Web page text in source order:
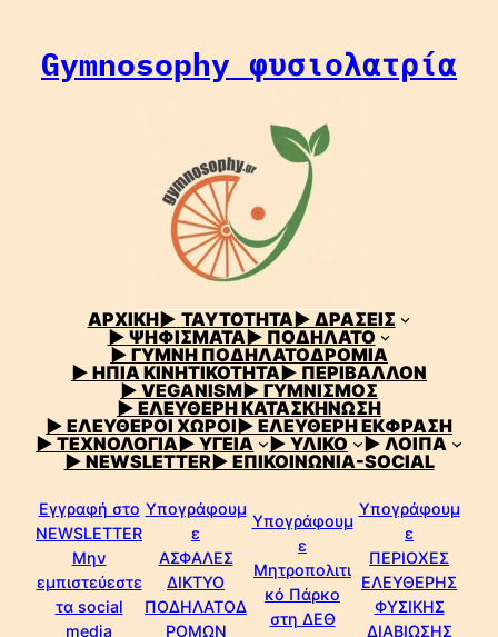
περιεχόμενο
Gymnosophy φυσιολατρία
ΑΡΧΙΚΗ▶ ΤΑΥΤΟΤΗΤΑ▶ ΔΡΑΣΕΙΣ
▶ ΨΗΦΙΣΜΑΤΑ▶ ΠΟΔΗΛΑΤΟ
▶ ΓΥΜΝΗ ΠΟΔΗΛΑΤΟΔΡΟΜΙΑ
▶ ΗΠΙΑ ΚΙΝΗΤΙΚΟΤΗΤΑ▶ ΠΕΡΙΒΑΛΛΟΝ
▶ VEGANISM▶ ΓΥΜΝΙΣΜΟΣ
▶ ΕΛΕΥΘΕΡΗ ΚΑΤΑΣΚΗΝΩΣΗ
▶ ΕΛΕΥΘΕΡΟΙ ΧΩΡΟΙ▶ ΕΛΕΥΘΕΡΗ ΕΚΦΡΑΣΗ
▶ ΤΕΧΝΟΛΟΓΙΑ▶ ΥΓΕΙΑ ▶ ΥΛΙΚΟ
▶ ΛΟΙΠΑ
▶ NEWSLETTER▶ ΕΠΙΚΟΙΝΩΝΙΑ-SOCIAL
Εγγραφή στο
NEWSLETTER
Μην
εμπιστεύεστε
τα social
media
Υπογράφουμ
ε
ΑΣΦΑΛΕΣ
ΔΙΚΤΥΟ
ΠΟΔΗΛΑΤΟΔ
ΡΟΜΩΝ
Υπογράφουμ
ε
Μητροπολιτι
κό Πάρκο
στη ΔΕΘ
Υπογράφουμ
ε
ΠΕΡΙΟΧΕΣ
ΕΛΕΥΘΕΡΗΣ
ΦΥΣΙΚΗΣ
ΔΙΑΒΙΩΣΗΣ